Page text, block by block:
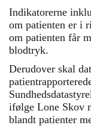
Indikatorerne
om patienten er i
om patienten får
blodtryk.
Derudover skal
ifølge Lone Skov
blandt patienter